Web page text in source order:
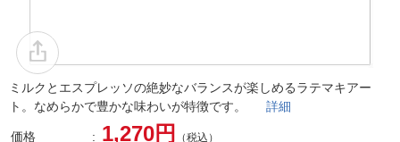
ミルクとエスプレッソの絶妙なバランスが楽しめるラテマキアー
ト。なめらかで豊かな味わいが特徴です。 詳細
価格 1,270円 （税込）